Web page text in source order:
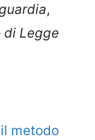
,
di Legge
metodo